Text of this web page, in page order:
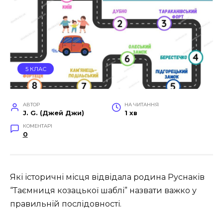
5 КЛАС
АВТОР
J. G. (Джей Джи)
НА ЧИТАННЯ
1 хв
КОМЕНТАРІ
0
Які історичні місця відвідала родина Руснаків
“Таємниця козацької шаблі” назвати важко у
правильній послідовності.